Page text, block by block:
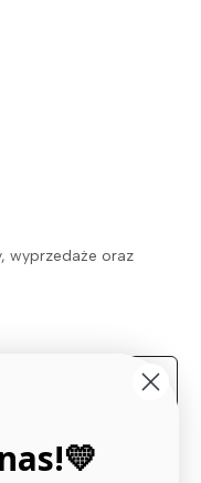
wyprzedaże oraz
Zapisz się